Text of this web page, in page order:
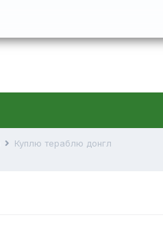
Куплю тераблю донгл